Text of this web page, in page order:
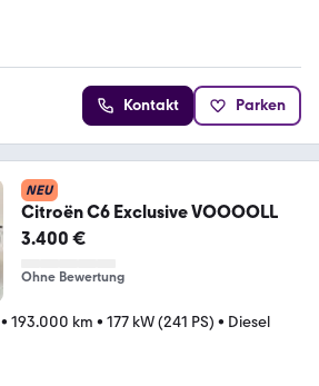
Kontakt Parken
NEU
Citroën C6 Exclusive VOOOOLL
3.400 €
Ohne Bewertung
• 193.000 km • 177 kW (241 PS) • Diesel